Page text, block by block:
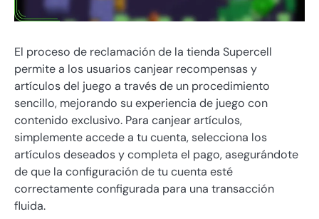
El proceso de reclamación de la tienda Supercell
permite a los usuarios canjear recompensas y
artículos del juego a través de un procedimiento
sencillo, mejorando su experiencia de juego con
contenido exclusivo. Para canjear artículos,
simplemente accede a tu cuenta, selecciona los
artículos deseados y completa el pago, asegurándote
de que la configuración de tu cuenta esté
correctamente configurada para una transacción
fluida.